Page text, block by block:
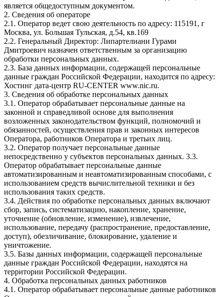
является общедоступным документом.
2. Сведения об операторе
2.1. Оператор ведет свою деятельность по адресу: 115191, г
Москва, ул. Большая Тульская, д.54, кв.169
2.2. Генеральный Директор: Липартелиани Гурами
Дмитроевич назначен ответственным за организацию
обработки персональных данных.
2.3. База данных информации, содержащей персональные
данные граждан Российской Федерации, находится по адресу:
Хостинг дата-центр RU-CENTER www.nic.ru.
3. Сведения об обработке персональных данных
3.1. Оператор обрабатывает персональные данные на
законной и справедливой основе для выполнения
возложенных законодательством функций, полномочий и
обязанностей, осуществления прав и законных интересов
Оператора, работников Оператора и третьих лиц.
3.2. Оператор получает персональные данные
непосредственно у субъектов персональных данных. 3.3.
Оператор обрабатывает персональные данные
автоматизированным и неавтоматизированным способами, с
использованием средств вычислительной техники и без
использования таких средств.
3.4. Действия по обработке персональных данных включают
сбор, запись, систематизацию, накопление, хранение,
уточнение (обновление, изменение), извлечение,
использование, передачу (распространение, предоставление,
доступ), обезличивание, блокирование, удаление и
уничтожение.
3.5. Базы данных информации, содержащей персональные
данные граждан Российской Федерации, находятся на
территории Российской Федерации.
4. Обработка персональных данных работников
4.1. Оператор обрабатывает персональные данные работников